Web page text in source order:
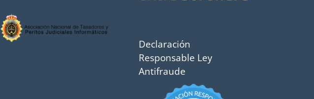
Declaración
Responsable Ley
Antifraude